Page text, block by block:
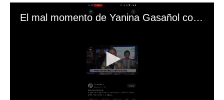
El mal momento de Yanina Gasañol con un hincha argentino en "Subrayado"